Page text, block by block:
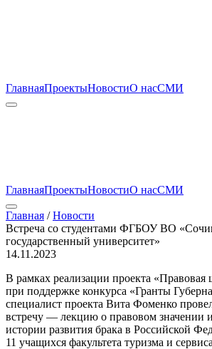
ГлавнаяПроектыНовостиО насСМИ
ГлавнаяПроектыНовостиО насСМИ
Главная /Новости
Встреча со студентами ФГБОУ ВО
государственный университет»
14.11.2023
В рамках реализации проекта «Правовая
при поддержке конкурса «Гранты
специалист проекта Вита Фоменко
встречу — лекцию о правовом значении
истории развития брака в Российской
11 учащихся факультета туризма и